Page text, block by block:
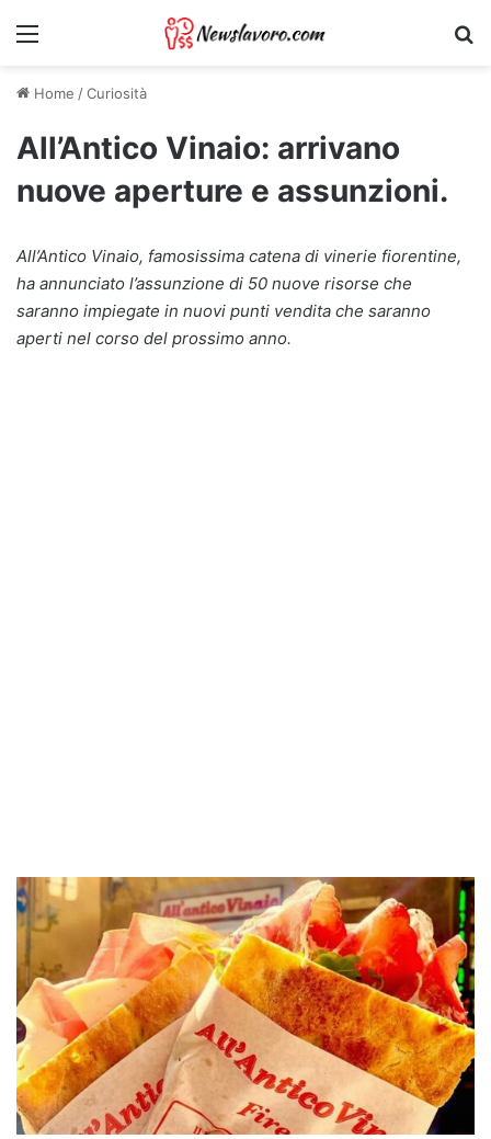
Menu
Home /Curiosità
All’Antico Vinaio: arrivano
nuove aperture e assunzioni.
All’Antico Vinaio, famosissima catena di vinerie fiorentine,
ha annunciato l’assunzione di 50 nuove risorse che
saranno impiegate in nuovi punti vendita che saranno
aperti nel corso del prossimo anno.